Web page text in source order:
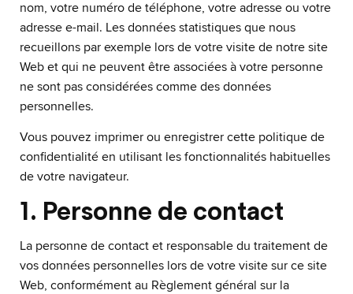
nom, votre numéro de téléphone, votre adresse ou votre
adresse e-mail. Les données statistiques que nous
recueillons par exemple lors de votre visite de notre site
Web et qui ne peuvent être associées à votre personne
ne sont pas considérées comme des données
personnelles.
Vous pouvez imprimer ou enregistrer cette politique de
confidentialité en utilisant les fonctionnalités habituelles
de votre navigateur.
1. Personne de contact
La personne de contact et responsable du traitement de
vos données personnelles lors de votre visite sur ce site
Web, conformément au Règlement général sur la